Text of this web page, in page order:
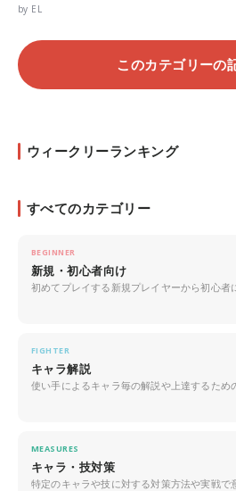
by EL
このカテゴリーの
ウィークリーランキング
すべてのカテゴリー
BEGINNER
新規・初心者向け
初めてプレイする新規プレイヤーから初心者
FIGHTER
キャラ解説
使い手によるキャラ毎の解説や上達するため
MEASURES
キャラ・技対策
特定のキャラや技に対する対策方法や実戦で